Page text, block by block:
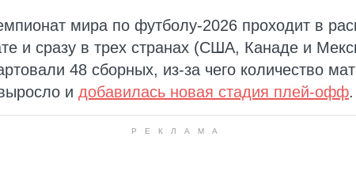
мира по футболу-2026 проходит в
и сразу в трех странах (США, Канаде и
48 сборных, из-за чего количество
и добавилась новая стадия плей-офф.